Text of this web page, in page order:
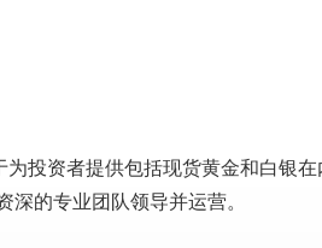
投资者提供包括现货黄金和白银
的专业团队领导并运营。